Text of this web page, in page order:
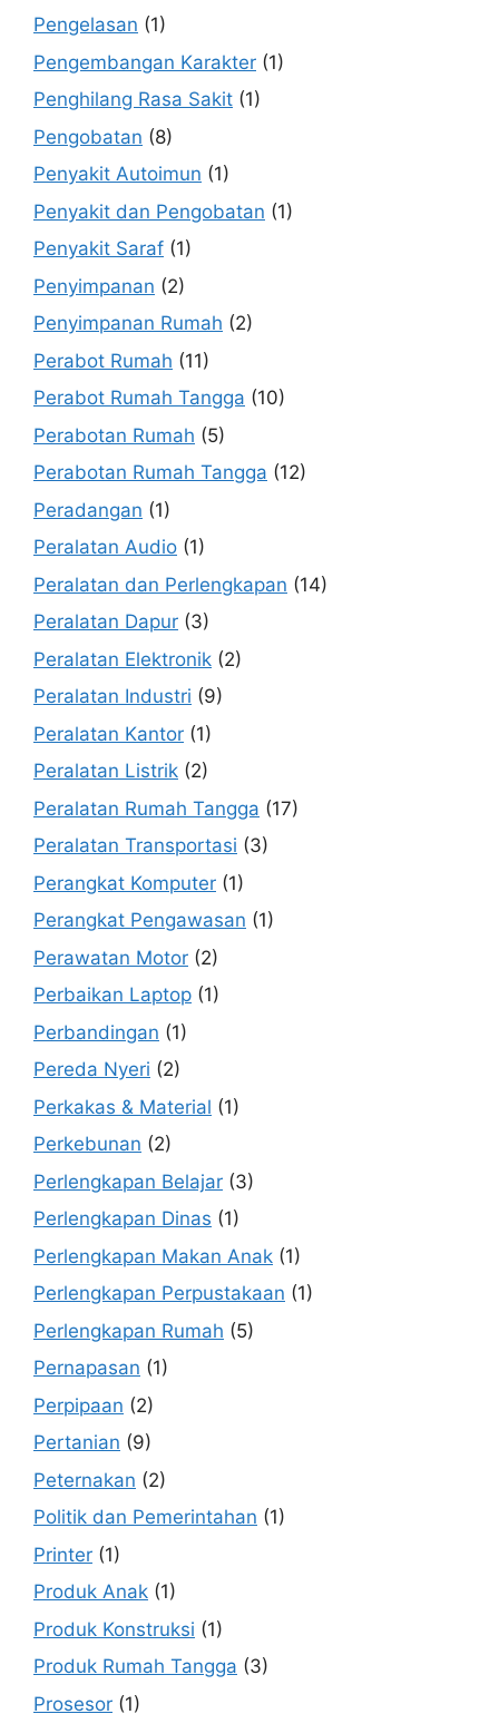
Pengelasan (1)
Pengembangan Karakter (1)
Penghilang Rasa Sakit (1)
Pengobatan (8)
Penyakit Autoimun (1)
Penyakit dan Pengobatan (1)
Penyakit Saraf (1)
Penyimpanan (2)
Penyimpanan Rumah (2)
Perabot Rumah (11)
Perabot Rumah Tangga (10)
Perabotan Rumah (5)
Perabotan Rumah Tangga (12)
Peradangan (1)
Peralatan Audio (1)
Peralatan dan Perlengkapan (14)
Peralatan Dapur (3)
Peralatan Elektronik (2)
Peralatan Industri (9)
Peralatan Kantor (1)
Peralatan Listrik (2)
Peralatan Rumah Tangga (17)
Peralatan Transportasi (3)
Perangkat Komputer (1)
Perangkat Pengawasan (1)
Perawatan Motor (2)
Perbaikan Laptop (1)
Perbandingan (1)
Pereda Nyeri (2)
Perkakas & Material (1)
Perkebunan (2)
Perlengkapan Belajar (3)
Perlengkapan Dinas (1)
Perlengkapan Makan Anak (1)
Perlengkapan Perpustakaan (1)
Perlengkapan Rumah (5)
Pernapasan (1)
Perpipaan (2)
Pertanian (9)
Peternakan (2)
Politik dan Pemerintahan (1)
Printer (1)
Produk Anak (1)
Produk Konstruksi (1)
Produk Rumah Tangga (3)
Prosesor (1)